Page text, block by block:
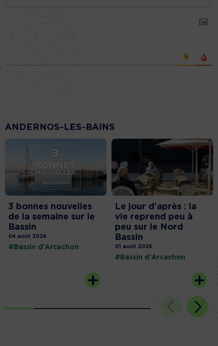
ANDERNOS-LES-BAINS
3 bonnes nouvelles
de la semaine sur le
Bassin
04 août 2026
#Bassin d'Arcachon
Le jour d’après : la
vie reprend peu à
peu sur le Nord
Bassin
01 août 2026
#Bassin d'Arcachon